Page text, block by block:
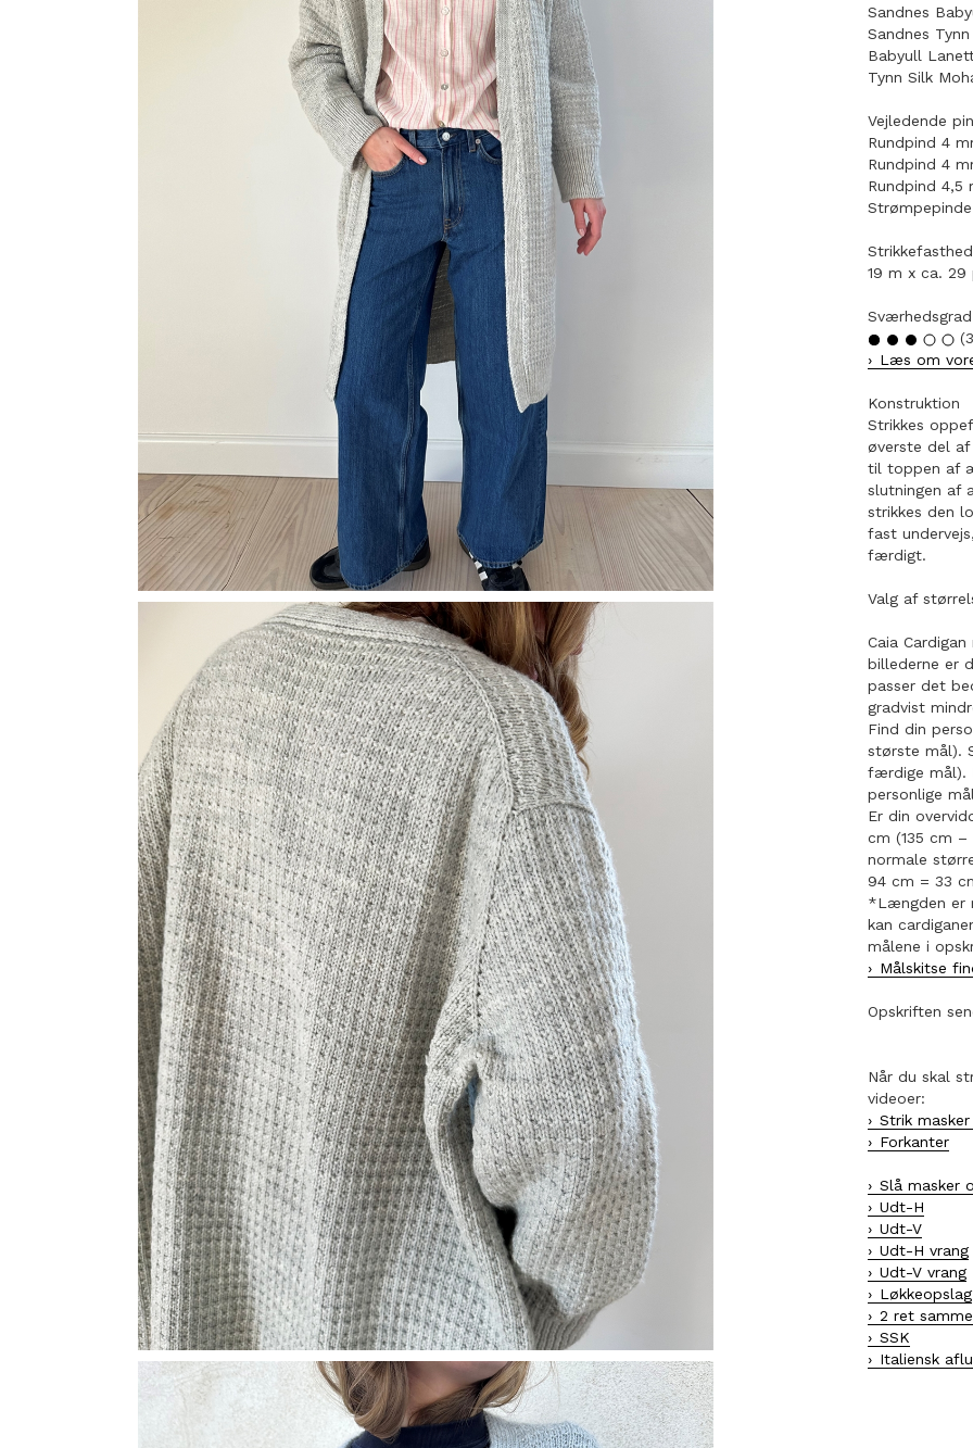
Sandnes
Sandnes
Babyull Lanett
Tynn Silk
Vejledende
Rundpind 4
Rundpind 4
Rundpind 4,5
Strikkefasthed
19 m x ca.
Sværhedsgrad
Læs om
Konstruktion
Strikkes
øverste del af
til toppen af
slutningen af
strikkes den
fast
færdigt.
Valg af
Caia
billederne er
passer det
gradvist
Find din
største mål).
færdige mål).
personlige
Er din
cm (135 cm
normale
94 cm = 33
*Længden er
kan
målene i
Målskitse
Opskriften
Når du skal
videoer:
Strik
Forkanter
Slå masker
Udt-H
Udt-V
Udt-H vrang
Udt-V vrang
Løkkeopslag
2 ret
SSK
Italiensk